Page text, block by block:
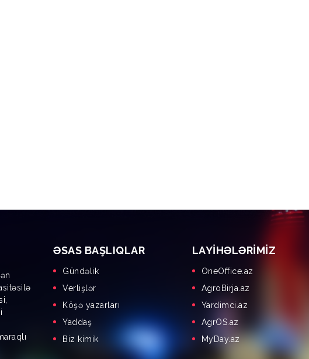
ƏSAS BAŞLIQLAR
Gündəlik
Verlişlər
Köşə yazarları
Yaddaş
Biz kimik
LAYIHƏLƏRIMIZ
OneOffice.az
AgroBirja.az
Yardimci.az
AgrOS.az
MyDay.az